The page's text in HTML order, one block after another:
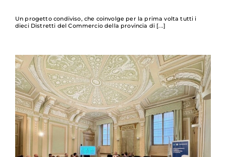
Un progetto condiviso, che coinvolge per la prima volta tutti i
dieci Distretti del Commercio della provincia di